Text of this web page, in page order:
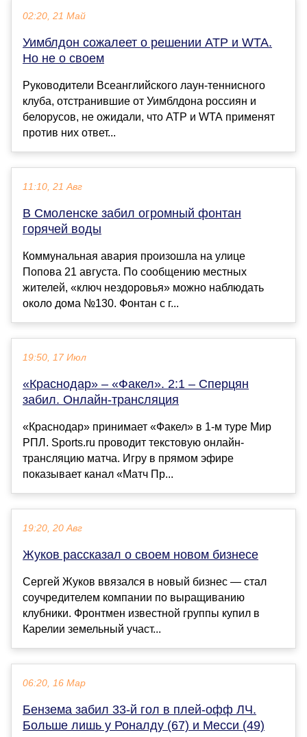
02:20, 21 Май
Уимблдон сожалеет о решении АТР и WTA.
Но не о своем
Руководители Всеанглийского лаун-теннисного
клуба, отстранившие от Уимблдона россиян и
белорусов, не ожидали, что АТР и WTA применят
против них ответ...
11:10, 21 Авг
В Смоленске забил огромный фонтан
горячей воды
Коммунальная авария произошла на улице
Попова 21 августа. По сообщению местных
жителей, «ключ нездоровья» можно наблюдать
около дома №130. Фонтан с г...
19:50, 17 Июл
«Краснодар» – «Факел». 2:1 – Сперцян
забил. Онлайн-трансляция
«Краснодар» принимает «Факел» в 1-м туре Мир
РПЛ. Sports.ru проводит текстовую онлайн-
трансляцию матча. Игру в прямом эфире
показывает канал «Матч Пр...
19:20, 20 Авг
Жуков рассказал о своем новом бизнесе
Сергей Жуков ввязался в новый бизнес — стал
соучредителем компании по выращиванию
клубники. Фронтмен известной группы купил в
Карелии земельный участ...
06:20, 16 Мар
Бензема забил 33-й гол в плей-офф ЛЧ.
Больше лишь у Роналду (67) и Месси (49)